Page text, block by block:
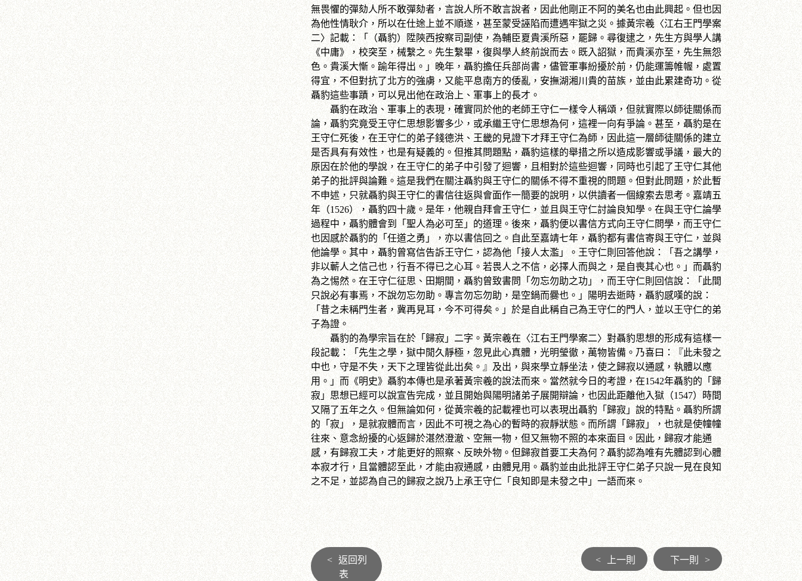
無畏懼的彈劾人所不敢彈劾者，言說人所不敢言說者，因此他剛正不阿的美名也由此興起。但也因
為他性情耿介，所以在仕途上並不順遂，甚至蒙受誣陷而遭遇牢獄之災。據黃宗羲〈江右王門學案
二〉記載：「（聶豹）陞陝西按察司副使，為輔臣夏貴溪所惡，罷歸。尋復逮之，先生方與學人講
《中庸》，校突至，械繫之。先生繫畢，復與學人終前說而去。既入詔獄，而貴溪亦至，先生無怨
色。貴溪大慚。踰年得出。」晚年，聶豹擔任兵部尚書，儘管軍事紛擾於前，仍能運籌帷幄，處置
得宜，不但對抗了北方的強虜，又能平息南方的倭亂，安撫湖湘川貴的苗族，並由此累建奇功。從
聶豹這些事蹟，可以見出他在政治上、軍事上的長才。
聶豹在政治、軍事上的表現，確實同於他的老師王守仁一樣令人稱頌，但就實際以師徒關係而
論，聶豹究竟受王守仁思想影響多少，或承繼王守仁思想為何，這裡一向有爭論。甚至，聶豹是在
王守仁死後，在王守仁的弟子錢德洪、王畿的見證下才拜王守仁為師，因此這一層師徒關係的建立
是否具有有效性，也是有疑義的。但推其問題點，聶豹這樣的舉措之所以造成影響或爭議，最大的
原因在於他的學說，在王守仁的弟子中引發了迴響，且相對於這些迴響，同時也引起了王守仁其他
弟子的批評與論難。這是我們在關注聶豹與王守仁的關係不得不重視的問題。但對此問題，於此暫
不申述，只就聶豹與王守仁的書信往返與會面作一簡要的說明，以供讀者一個線索去思考。嘉靖五
年（1526），聶豹四十歲。是年，他親自拜會王守仁，並且與王守仁討論良知學。在與王守仁論學
過程中，聶豹體會到「聖人為必可至」的道理。後來，聶豹便以書信方式向王守仁問學，而王守仁
也因感於聶豹的「任道之勇」，亦以書信回之。自此至嘉靖七年，聶豹都有書信寄與王守仁，並與
他論學。其中，聶豹曾寫信告訴王守仁，認為他「接人太濫」。王守仁則回答他說：「吾之講學，
非以蘄人之信己也，行吾不得已之心耳。若畏人之不信，必擇人而與之，是自喪其心也。」而聶豹
為之惕然。在王守仁征思、田期間，聶豹曾致書問「勿忘勿助之功」，而王守仁則回信說：「此間
只說必有事焉，不說勿忘勿助。專言勿忘勿助，是空鍋而爨也。」陽明去逝時，聶豹感嘆的說：
「昔之未稱門生者，冀再見耳，今不可得矣。」於是自此稱自己為王守仁的門人，並以王守仁的弟
子為證。
聶豹的為學宗旨在於「歸寂」二字。黃宗羲在〈江右王門學案二〉對聶豹思想的形成有這樣一
段記載：「先生之學，獄中閒久靜極，忽見此心真體，光明瑩徹，萬物皆備。乃喜曰：『此未發之
中也，守是不失，天下之理皆從此出矣。』及出，與來學立靜坐法，使之歸寂以通感，執體以應
用。」而《明史》聶豹本傳也是承著黃宗羲的說法而來。當然就今日的考證，在1542年聶豹的「歸
寂」思想已經可以說宣告完成，並且開始與陽明諸弟子展開辯論，也因此距離他入獄（1547）時間
又隔了五年之久。但無論如何，從黃宗羲的記載裡也可以表現出聶豹「歸寂」說的特點。聶豹所謂
的「寂」，是就寂體而言，因此不可視之為心的暫時的寂靜狀態。而所謂「歸寂」，也就是使幢幢
往來、意念紛擾的心返歸於湛然澄澈、空無一物，但又無物不照的本來面目。因此，歸寂才能通
感，有歸寂工夫，才能更好的照察、反映外物。但歸寂首要工夫為何？聶豹認為唯有先體認到心體
本寂才行，且當體認至此，才能由寂通感，由體見用。聶豹並由此批評王守仁弟子只說一見在良知
之不足，並認為自己的歸寂之說乃上承王守仁「良知即是未發之中」一語而來。
<
返回列
表
< 上一則 下一則 >